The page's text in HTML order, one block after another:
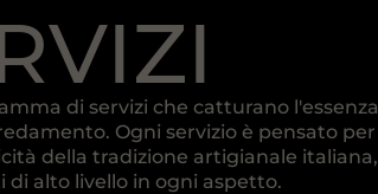
di servizi che catturano l'essenza
Ogni servizio è pensato per
della tradizione artigianale italiana,
alto livello in ogni aspetto.